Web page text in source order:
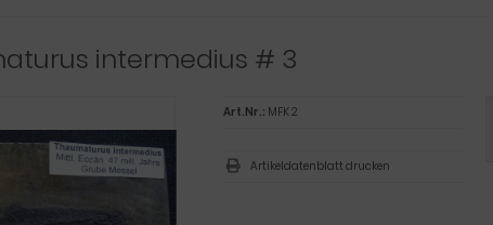
intermedius # 3
Art.Nr.: MFK 2
Artikeldatenblatt drucken